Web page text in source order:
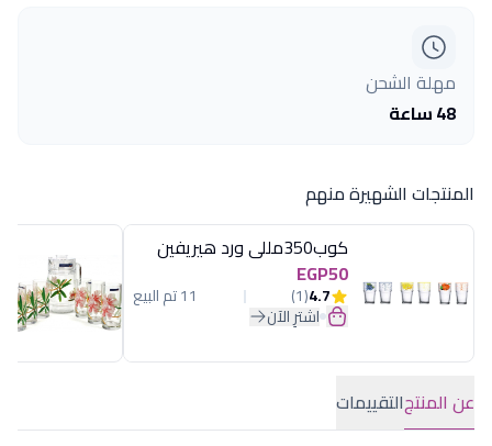
مهلة الشحن
48 ساعة
المنتجات الشهيرة منهم
كوب350مللى ورد هيريفين
EGP50
4.7
(1) 11 تم البيع
اشترِ الآن
عن المنتجالتقييمات